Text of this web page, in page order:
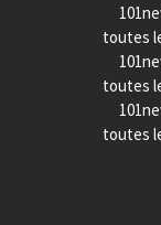
toutes
toutes
toutes